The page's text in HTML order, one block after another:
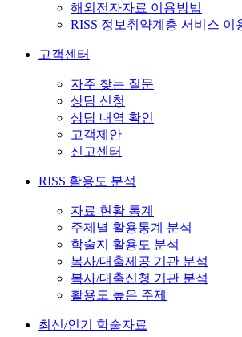
해외전자자료 이용방법
RISS 정보취약계층 서비스 이
고객센터
자주 찾는 질문
상담 신청
상담 내역 확인
고객제안
신고센터
RISS 활용도 분석
자료 현황 통계
주제별 활용통계 분석
학술지 활용도 분석
복사/대출제공 기관 분석
복사/대출신청 기관 분석
활용도 높은 주제
최신/인기 학술자료